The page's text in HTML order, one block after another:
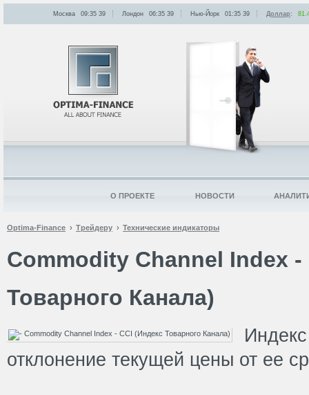
Optima-Finance Трейдеру Технические индикаторы
Commodity Channel Index -
Товарного Канала)
отклонение текущей цены от ее
Москва 09:35 39 Лондон 06:35 39 Нью-Йорк 01:35 39 Доллар:
О ПРОЕКТЕ НОВОСТИ